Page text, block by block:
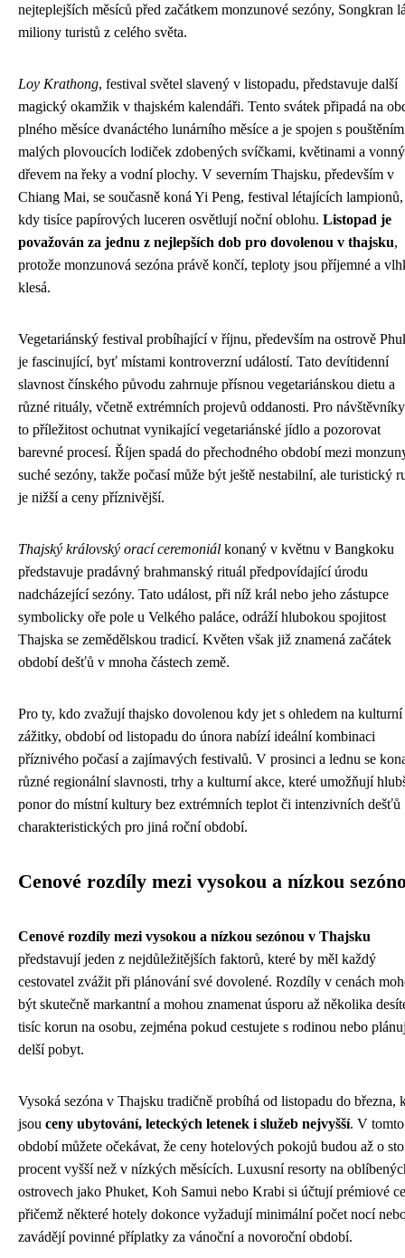
nejteplejších měsíců před začátkem monzunové sezóny, Songkran
miliony turistů z celého světa.
Loy Krathong, festival světel slavený v listopadu, představuje další
magický okamžik v thajském kalendáři. Tento svátek připadá na
plného měsíce dvanáctého lunárního měsíce a je spojen s pouštěním
malých plovoucích lodiček zdobených svíčkami, květinami a
dřevem na řeky a vodní plochy. V severním Thajsku, především v
Chiang Mai, se současně koná Yi Peng, festival létajících lampionů,
kdy tisíce papírových luceren osvětlují noční oblohu. Listopad je
považován za jednu z nejlepších dob pro dovolenou v thajsku,
protože monzunová sezóna právě končí, teploty jsou příjemné a
klesá.
Vegetariánský festival probíhající v říjnu, především na ostrově
je fascinující, byť místami kontroverzní událostí. Tato devítidenní
slavnost čínského původu zahrnuje přísnou vegetariánskou dietu a
různé rituály, včetně extrémních projevů oddanosti. Pro
to příležitost ochutnat vynikající vegetariánské jídlo a pozorovat
barevné procesí. Říjen spadá do přechodného období mezi
suché sezóny, takže počasí může být ještě nestabilní, ale turistický
je nižší a ceny příznivější.
Thajský královský orací ceremoniál konaný v květnu v Bangkoku
představuje pradávný brahmanský rituál předpovídající úrodu
nadcházející sezóny. Tato událost, při níž král nebo jeho zástupce
symbolicky oře pole u Velkého paláce, odráží hlubokou spojitost
Thajska se zemědělskou tradicí. Květen však již znamená začátek
období dešťů v mnoha částech země.
Pro ty, kdo zvažují thajsko dovolenou kdy jet s ohledem na kulturní
zážitky, období od listopadu do února nabízí ideální kombinaci
příznivého počasí a zajímavých festivalů. V prosinci a lednu se
různé regionální slavnosti, trhy a kulturní akce, které umožňují
ponor do místní kultury bez extrémních teplot či intenzivních dešťů
charakteristických pro jiná roční období.
Cenové rozdíly mezi vysokou a nízkou
Cenové rozdíly mezi vysokou a nízkou sezónou v Thajsku
představují jeden z nejdůležitějších faktorů, které by měl každý
cestovatel zvážit při plánování své dovolené. Rozdíly v cenách
být skutečně markantní a mohou znamenat úsporu až několika
tisíc korun na osobu, zejména pokud cestujete s rodinou nebo
delší pobyt.
Vysoká sezóna v Thajsku tradičně probíhá od listopadu do března,
jsou ceny ubytování, leteckých letenek i služeb nejvyšší. V tomto
období můžete očekávat, že ceny hotelových pokojů budou až o sto
procent vyšší než v nízkých měsících. Luxusní resorty na
ostrovech jako Phuket, Koh Samui nebo Krabi si účtují prémiové
přičemž některé hotely dokonce vyžadují minimální počet nocí
zavádějí povinné příplatky za vánoční a novoroční období.